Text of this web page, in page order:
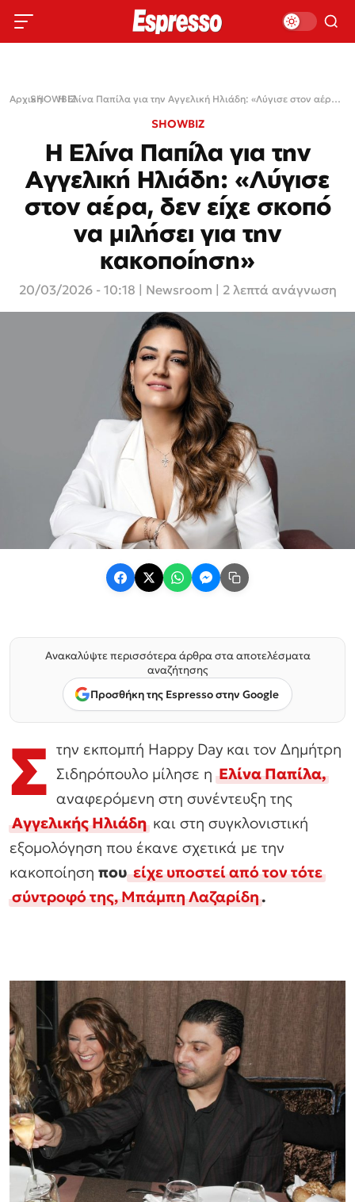
Αρχική›
SHOWBIZ› Η Ελίνα Παπίλα για την Αγγελική Ηλιάδη: «Λύγισε στον αέρα, δεν είχε σκοπό να μιλήσει για την κακοποίηση»
SHOWBIZ
Η Ελίνα Παπίλα για την
Αγγελική Ηλιάδη: «Λύγισε
στον αέρα, δεν είχε σκοπό
να μιλήσει για την
κακοποίηση»
20/03/2026 - 10:18 Newsroom | 2 λεπτά ανάγνωση
Ανακαλύψτε περισσότερα άρθρα στα αποτελέσματα
αναζήτησης
Προσθήκη της Espresso στην Google
Σ την εκπομπή Happy Day και τον Δημήτρη
Σιδηρόπουλο μίλησε ηΕλίνα Παπίλα,
αναφερόμενη στη συνέντευξη της
Αγγελικής Ηλιάδηκαι στη συγκλονιστική
εξομολόγηση που έκανε σχετικά με την
κακοποίηση πουείχε υποστεί από τον τότε
σύντροφό της, Μπάμπη Λαζαρίδη.